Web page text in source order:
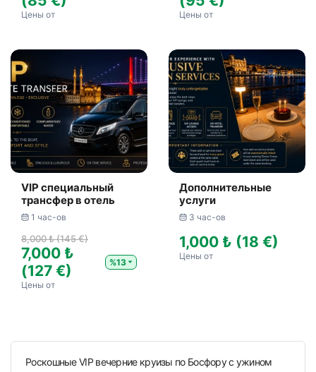
Цены от Цены от
VIP специальный
трансфер в отель
1 час-ов
8,000 ₺ (145 €)
7,000 ₺
(127 €)
%13
Цены от
Дополнительные
услуги
3 час-ов
1,000 ₺ (18 €)
Цены от
Роскошные VIP вечерние круизы по Босфору с ужином